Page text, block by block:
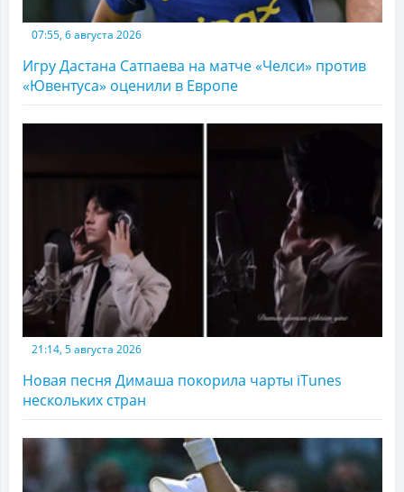
07:55, 6 августа 2026
Игру Дастана Сатпаева на матче «Челси» против
«Ювентуса» оценили в Европе
21:14, 5 августа 2026
Новая песня Димаша покорила чарты iTunes
нескольких стран